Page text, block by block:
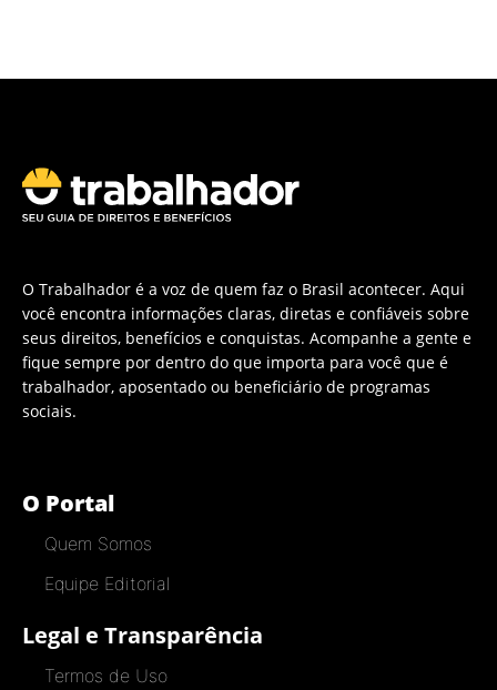
O Trabalhador é a voz de quem faz o Brasil acontecer. Aqui
você encontra informações claras, diretas e confiáveis sobre
seus direitos, benefícios e conquistas. Acompanhe a gente e
fique sempre por dentro do que importa para você que é
trabalhador, aposentado ou beneficiário de programas
sociais.
O Portal
Quem Somos
Equipe Editorial
Legal e Transparência
Termos de Uso